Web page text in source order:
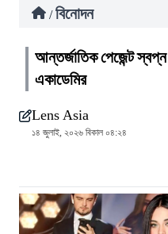
/ বিনোদন
আন্তর্জাতিক পেজেন্ট স্বপ্ন
একাডেমির
Lens Asia
১৪ জুলাই, ২০২৬ বিকাল ০৪:২৪